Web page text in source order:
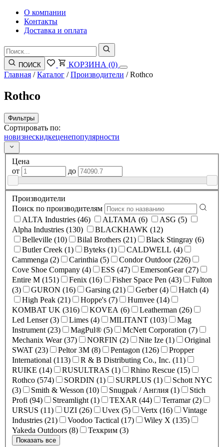
О компании
Контакты
Доставка и оплата
ПОИСК КОРЗИНА (0)
Главная /Каталог /Производители /Rothco
Rothco
Фильтры
Сортировать по:
новизнескидкеценепопулярности
Цена
от
до
Производители
Поиск по производителям
ALTA Industries (46)
ALTAMA (6)
ASG (5)
Alpha Industries (130)
BLACKHAWK (12)
Belleville (10)
Bilal Brothers (21)
Black Stingray (6)
Butler Creek (1)
Byteks (1)
CALDWELL (4)
Cammenga (2)
Carinthia (5)
Condor Outdoor (226)
Cove Shoe Company (4)
ESS (47)
EmersonGear (27)
Entire M (151)
Fenix (16) Fisher Space Pen (43)
Fulton
(3)
GURON (16) Garsing (21) Gerber (4)
Hatch (4)
High Peak (21)
Hoppe's (7)
Humvee (14)
KOMBAT UK (316)
KOVEA (6)
Leatherman (26)
Led Lenser (3)
Limes (4) MILITANT (103)
Mag
Instrument (23)
MagPul® (5)
McNett Corporation (7)
Mechanix Wear (37)
NORFIN (2) Nite Ize (1)
Original
SWAT (23)
Peltor 3M (8) Pentagon (126)
Propper
International (113)
R & B Distributing Co., Inc. (11)
RUIKE (14)
RUSULTRAS (1)
Rhino Rescue (15)
Rothco (574)
SORDIN (1) SURPLUS (1)
Schott NYC
(3)
Smith & Wesson (10) Snugpak / Англия (1)
Stich
Profi (94)
Streamlight (1) TEXAR (44)
Terramar (2)
URSUS (11)
UZI (26) Uvex (5) Vertx (16)
Vintage
Industries (21)
Voodoo Tactical (17)
Wiley X (135)
Yakeda Outdoors (8)
Техкрим (3)
Показать все